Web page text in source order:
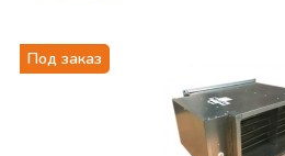
Под заказ